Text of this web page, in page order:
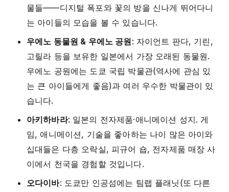
물들——디지털 폭포와 꽃의 방을 신나게 뛰어다니
는 아이들의 모습을 볼 수 있습니다.
우에노 동물원 & 우에노 공원 : 자이언트 판다, 기린,
고릴라 등을 보유한 일본에서 가장 오래된 동물원.
우에노 공원에는 도쿄 국립 박물관(역사에 관심 있
는 큰 아이들에게 좋음)과 여러 우수한 박물관이 있
습니다.
아키하바라: 일본의 전자제품·애니메이션 성지. 게
임, 애니메이션, 기술을 좋아하는 나이 많은 아이와
십대들은 다층 오락실, 피규어 숍, 전자제품 매장 사
이에서 천국을 경험할 것입니다.
오다이바: 도쿄만 인공섬에는 팀랩 플래닛(또 다른